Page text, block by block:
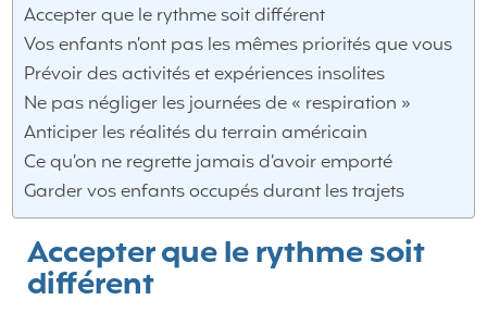
Accepter que le rythme soit différent
Vos enfants n’ont pas les mêmes priorités que vous
Prévoir des activités et expériences insolites
Ne pas négliger les journées de « respiration »
Anticiper les réalités du terrain américain
Ce qu’on ne regrette jamais d’avoir emporté
Garder vos enfants occupés durant les trajets
Accepter que le rythme soit
différent